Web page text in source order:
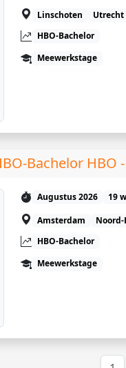
Linschoten
Utrecht
HBO-Bachelor
Meewerkstage
Bachelor HBO
Augustus 2026 19
Amsterdam
HBO-Bachelor
Meewerkstage